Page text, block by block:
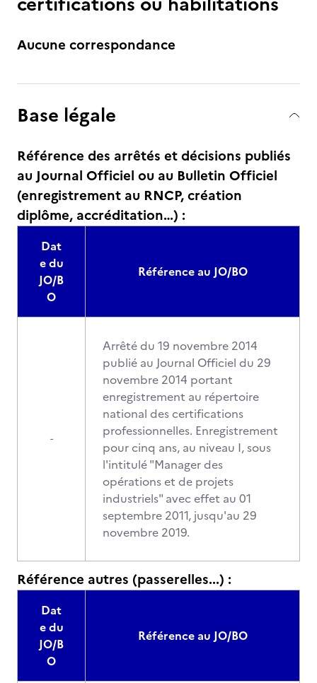
Aucune correspondance
Base légale
Référence des arrêtés et décisions publiés
au Journal Officiel ou au Bulletin Officiel
(enregistrement au RNCP, création
diplôme, accréditation…) :
Dat
e du
JO/B
O
Référence au JO/BO
-
Arrêté du 19 novembre 2014
publié au Journal Officiel du 29
novembre 2014 portant
enregistrement au répertoire
national des certifications
professionnelles. Enregistrement
pour cinq ans, au niveau I, sous
l'intitulé "Manager des
opérations et de projets
industriels" avec effet au 01
septembre 2011, jusqu'au 29
novembre 2019.
Référence autres (passerelles...) :
Dat
e du
JO/B
O
Référence au JO/BO